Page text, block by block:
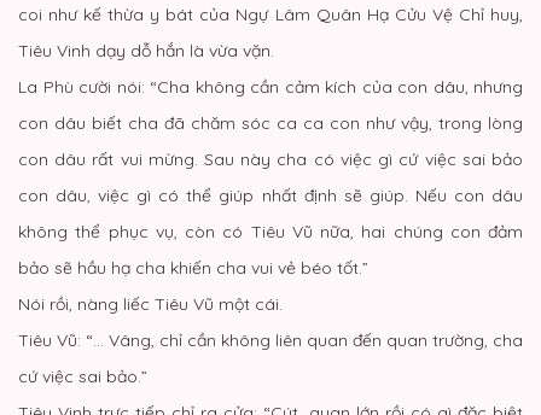
coi như kế thừa y bát của Ngự Lâm Quân Hạ Cửu Vệ Chỉ huy,
Tiêu Vinh dạy dỗ hắn là vừa vặn.
La Phù cười nói: “Cha không cần cảm kích của con dâu, nhưng
con dâu biết cha đã chăm sóc ca ca con như vậy, trong lòng
con dâu rất vui mừng. Sau này cha có việc gì cứ việc sai bảo
con dâu, việc gì có thể giúp nhất định sẽ giúp. Nếu con dâu
không thể phục vụ, còn có Tiêu Vũ nữa, hai chúng con đảm
bảo sẽ hầu hạ cha khiến cha vui vẻ béo tốt.”
Nói rồi, nàng liếc Tiêu Vũ một cái.
Tiêu Vũ: “… Vâng, chỉ cần không liên quan đến quan trường, cha
cứ việc sai bảo.”